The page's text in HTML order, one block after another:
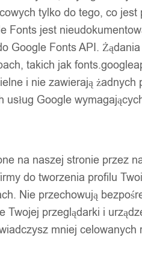
tylko do tego, co
Fonts jest
Google Fonts API.
takich jak
i nie zawierają żadnych
Google
na naszej stronie przez
do tworzenia profilu
Nie przechowują
Twojej przeglądarki i
mniej celowanych